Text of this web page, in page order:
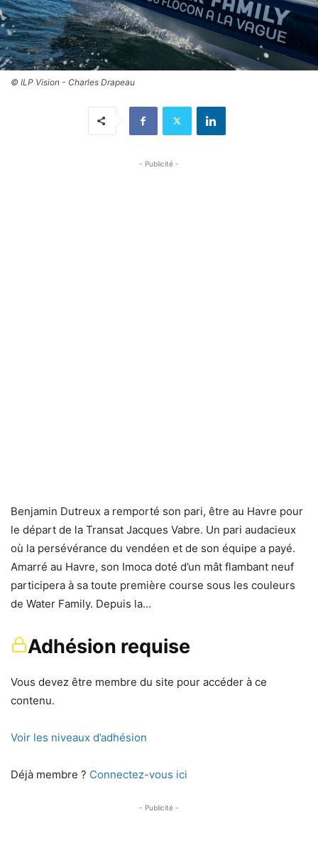
© ILP Vision - Charles Drapeau
- Publicité -
Benjamin Dutreux a remporté son pari, être au Havre pour
le départ de la Transat Jacques Vabre. Un pari audacieux
où la persévérance du vendéen et de son équipe a payé.
Amarré au Havre, son Imoca doté d’un mât flambant neuf
participera à sa toute première course sous les couleurs
de Water Family. Depuis la…
Adhésion requise
Vous devez être membre du site pour accéder à ce
contenu.
Voir les niveaux d’adhésion
Déjà membre ? Connectez-vous ici
- Publicité -